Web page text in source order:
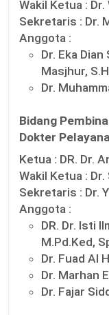
Wakil Ketua : Dr.
Sekretaris : Dr.
Anggota :
Dr. Eka
Masjhur,
Dr.
Bidang
Dokter
Ketua : DR. Dr.
Wakil Ketua :
Sekretaris : Dr.
Anggota :
DR. Dr. Isti
M.Pd.Ked,
Dr. Fuad Al
Dr. Marhan
Dr. Fajar